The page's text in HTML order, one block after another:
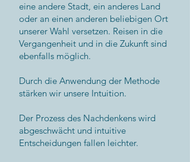
eine andere Stadt, ein anderes Land
oder an einen anderen beliebigen Ort
unserer Wahl versetzen. Reisen in die
Vergangenheit und in die Zukunft sind
ebenfalls möglich.
Durch die Anwendung der Methode
stärken wir unsere Intuition.
Der Prozess des Nachdenkens wird
abgeschwächt und intuitive
Entscheidungen fallen leichter.